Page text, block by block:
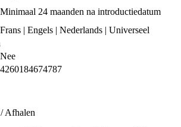
Minimaal 24 maanden na introductiedatum
Frans | Engels | Nederlands | Universeel
Nee
4260184674787
Afhalen